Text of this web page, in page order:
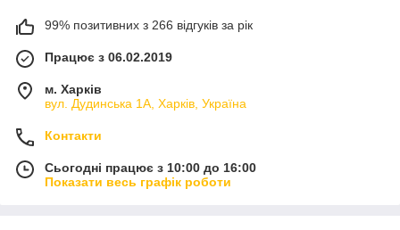
99% позитивних з 266 відгуків за рік
Працює з 06.02.2019
м. Харків
вул. Дудинська 1А, Харків, Україна
Контакти
Сьогодні працює з 10:00 до 16:00
Показати весь графік роботи